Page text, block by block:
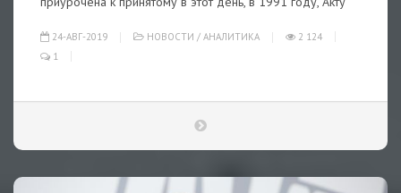
24-АВГ-2019 НОВОСТИ / АНАЛИТИКА
2 124
1